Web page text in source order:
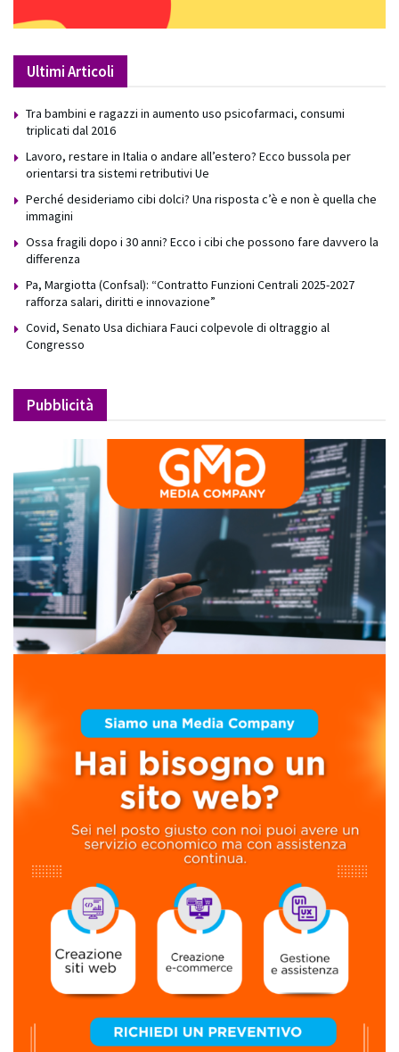
Ultimi Articoli
Tra bambini e ragazzi in aumento uso psicofarmaci, consumi
triplicati dal 2016
Lavoro, restare in Italia o andare all’estero? Ecco bussola per
orientarsi tra sistemi retributivi Ue
Perché desideriamo cibi dolci? Una risposta c’è e non è quella che
immagini
Ossa fragili dopo i 30 anni? Ecco i cibi che possono fare davvero la
differenza
Pa, Margiotta (Confsal): “Contratto Funzioni Centrali 2025-2027
rafforza salari, diritti e innovazione”
Covid, Senato Usa dichiara Fauci colpevole di oltraggio al
Congresso
Pubblicità